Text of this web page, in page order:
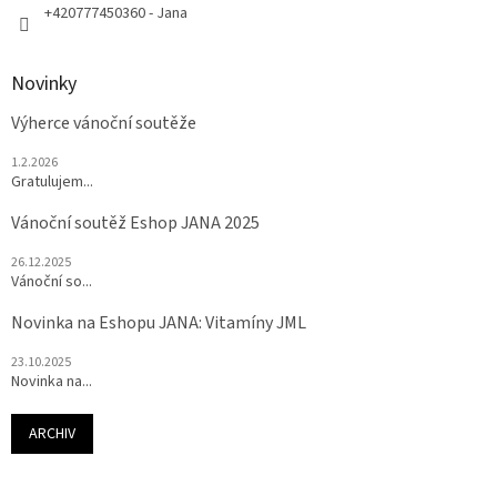
+420777450360 - Jana
Novinky
Výherce vánoční soutěže
1.2.2026
Gratulujem...
Vánoční soutěž Eshop JANA 2025
26.12.2025
Vánoční so...
Novinka na Eshopu JANA: Vitamíny JML
23.10.2025
Novinka na...
ARCHIV